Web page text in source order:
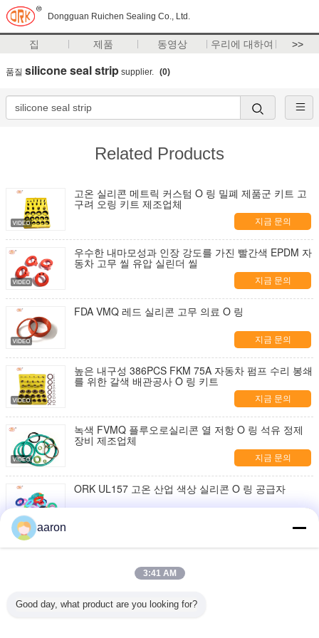
Dongguan Ruichen Sealing Co., Ltd.
집 제품 동영상 우리에 대하여 >>
품질 silicone seal strip supplier. (0)
Related Products
고온 실리콘 메트릭 커스텀 O 링 밀폐 제품군 키트 고
구려 오링 키트 제조업체
지금 문의
우수한 내마모성과 인장 강도를 가진 빨간색 EPDM 자
동차 고무 씰 유압 실린더 씰
지금 문의
FDA VMQ 레드 실리콘 고무 의료 O 링
지금 문의
높은 내구성 386PCS FKM 75A 자동차 펌프 수리 봉쇄
를 위한 갈색 배관공사 O 링 키트
지금 문의
녹색 FVMQ 플루오로실리콘 열 저항 O 링 석유 정제
장비 제조업체
지금 문의
ORK UL157 고온 산업 색상 실리콘 O 링 공급자
갈색 적색 FPM 90A 고압 저항 FKM O 링 수압 밀폐 제
AS568 Fpm Ffkm Nbr Fkm Epdm 실리콘 페르플루로
aaron
3:41 AM
Good day, what product are you looking for?